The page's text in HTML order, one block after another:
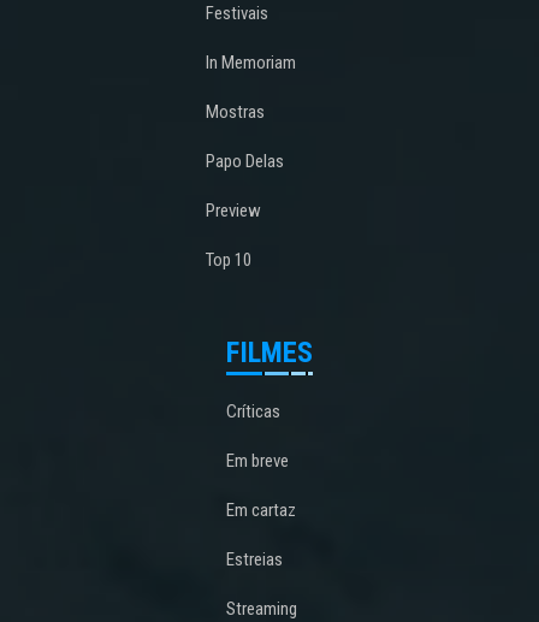
Festivais
In Memoriam
Mostras
Papo Delas
Preview
Top 10
FILMES
Críticas
Em breve
Em cartaz
Estreias
Streaming